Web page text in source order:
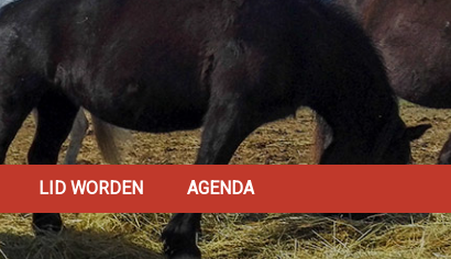
LID WORDEN AGENDA